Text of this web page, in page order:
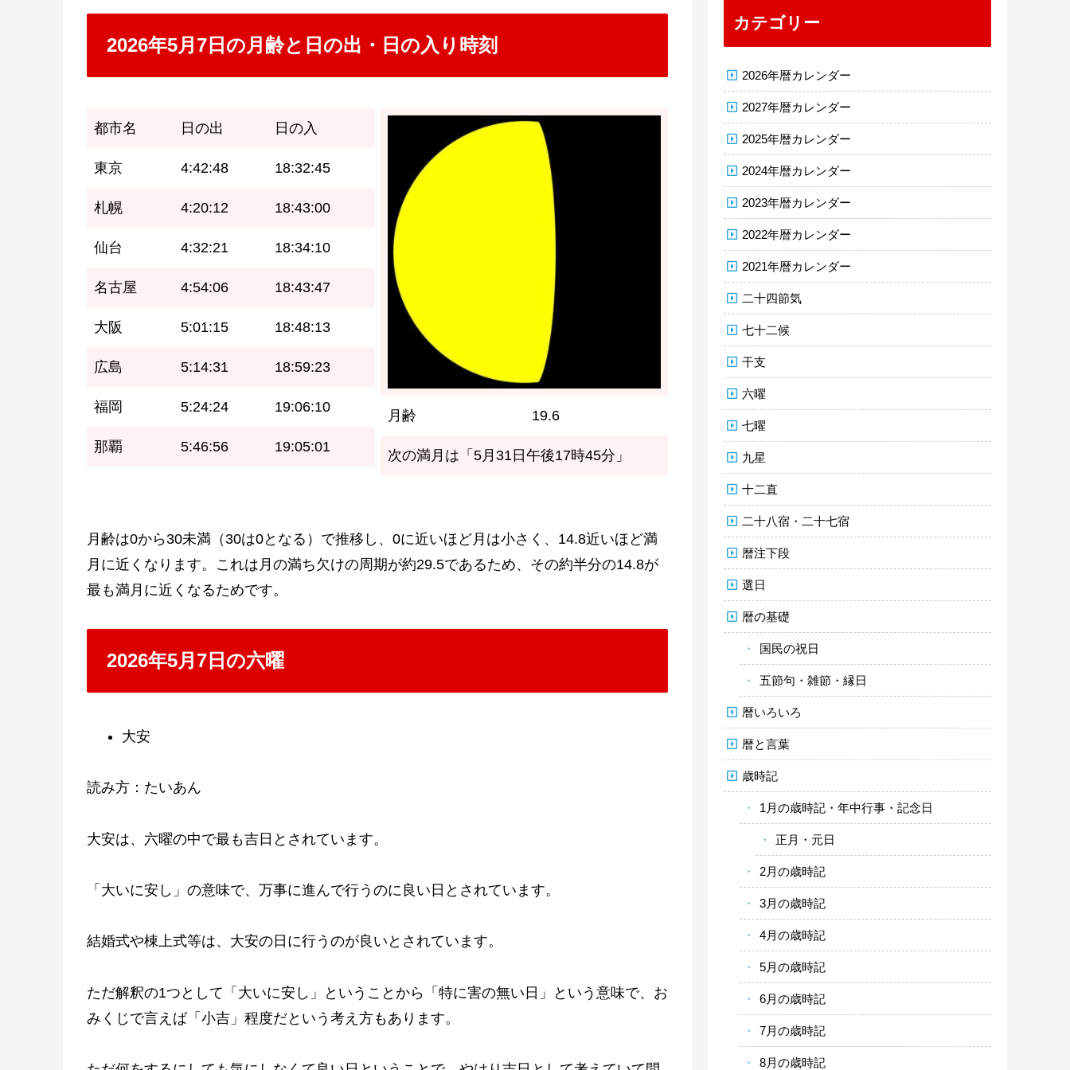
2026年5月7日の月齢と日の出・日の入り時刻
都市名 日の出 日の入
東京 4:42:48 18:32:45
札幌 4:20:12 18:43:00
仙台 4:32:21 18:34:10
名古屋 4:54:06 18:43:47
大阪 5:01:15 18:48:13
広島 5:14:31 18:59:23
福岡 5:24:24 19:06:10
那覇 5:46:56 19:05:01
月齢 19.6
次の満月は「5月31日午後17時45分」
月齢は0から30未満（30は0となる）で推移し、0に近いほど月は小さく、14.8近いほど満
月に近くなります。これは月の満ち欠けの周期が約29.5であるため、その約半分の14.8が
最も満月に近くなるためです。
2026年5月7日の六曜
大安
読み方：たいあん
大安は、六曜の中で最も吉日とされています。
「大いに安し」の意味で、万事に進んで行うのに良い日とされています。
結婚式や棟上式等は、大安の日に行うのが良いとされています。
ただ解釈の1つとして「大いに安し」ということから「特に害の無い日」という意味で、お
みくじで言えば「小吉」程度だという考え方もあります。
カテゴリー
2026年暦カレンダー
2027年暦カレンダー
2025年暦カレンダー
2024年暦カレンダー
2023年暦カレンダー
2022年暦カレンダー
2021年暦カレンダー
二十四節気
七十二候
干支
六曜
七曜
九星
十二直
二十八宿・二十七宿
暦注下段
選日
暦の基礎
国民の祝日
五節句・雑節・縁日
暦いろいろ
暦と言葉
歳時記
1月の歳時記・年中行事・記念日
正月・元日
2月の歳時記
3月の歳時記
4月の歳時記
5月の歳時記
6月の歳時記
7月の歳時記
8月の歳時記